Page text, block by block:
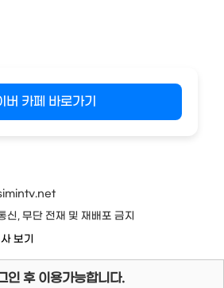
버 카페 바로가기
, 무단 전재 및 재배포 금지
보기
인 후 이용가능합니다.